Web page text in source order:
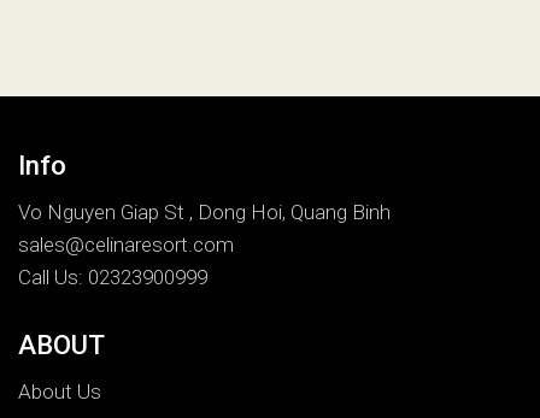
Info
Vo Nguyen Giap St , Dong Hoi, Quang Binh
sales@celinaresort.com
Call Us: 02323900999
ABOUT
About Us